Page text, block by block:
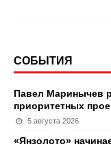
СОБЫТИЯ
Павел Маринычев
приоритетных
5 августа 2026
«Янзолото»